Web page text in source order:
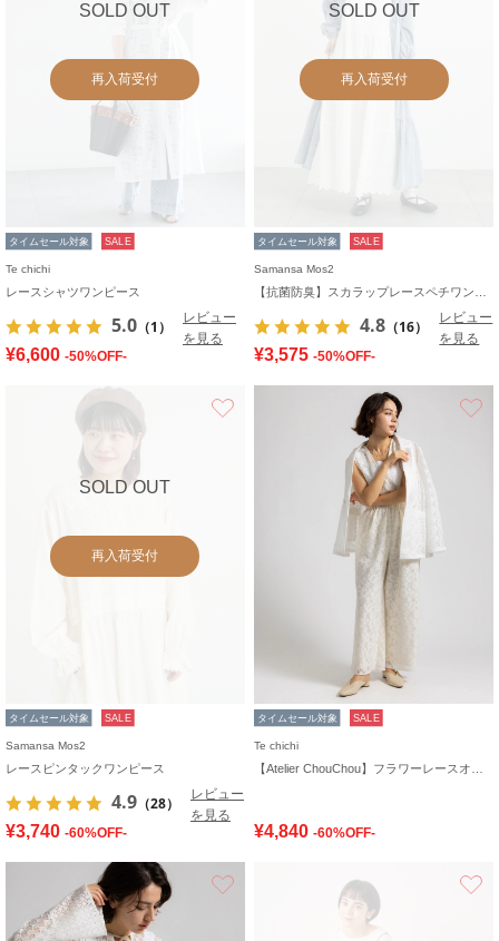
SOLD OUT
再入荷受付
タイムセール対象 SALE
Te chichi
レースシャツワンピース
5.0 （1）
レビュー
を見る
¥6,600 -50%OFF-
SOLD OUT
再入荷受付
タイムセール対象 SALE
Samansa Mos2
4.8 （16）
レビュー
を見る
¥3,575 -50%OFF-
SOLD OUT
再入荷受付
タイムセール対象 SALE
Samansa Mos2
レースピンタックワンピース
4.9 （28）
レビュー
を見る
¥3,740 -60%OFF-
タイムセール対象 SALE
Te chichi
¥4,840 -60%OFF-